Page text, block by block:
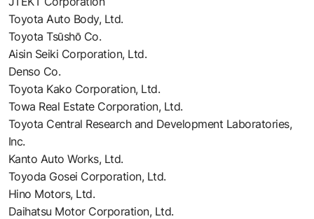
Toyota Auto Body, Ltd.
Toyota Tsūshō Co.
Aisin Seiki Corporation, Ltd.
Denso Co.
Toyota Kako Corporation, Ltd.
Towa Real Estate Corporation, Ltd.
Toyota Central Research and Development Laboratories,
Inc.
Kanto Auto Works, Ltd.
Toyoda Gosei Corporation, Ltd.
Hino Motors, Ltd.
Daihatsu Motor Corporation, Ltd.